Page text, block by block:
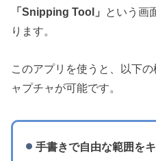
「Snipping Tool」 という画
ります。
このアプリを使うと、以下
ャプチャが可能です。
手書きで自由な範囲を